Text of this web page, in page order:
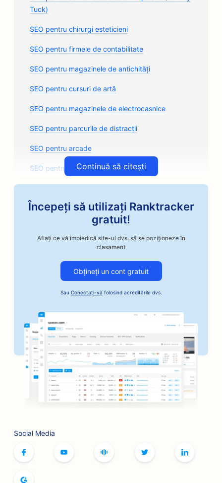
Tuck)
SEO pentru chirurgi esteticieni
SEO pentru firmele de contabilitate
SEO pentru magazinele de antichități
SEO pentru cursuri de artă
SEO pentru magazinele de electrocasnice
SEO pentru parcurile de distracții
SEO pentru arcade
SEO pentru firme de arhitectură
SEO pentru magazinele de piese auto
SEO pentru magazinele de reparații auto
SEO pentru magazinele de caroserii auto
SEO pentru afacerile cu automobile
SEO pentru brutării
SEO pentru frizerii
SEO pentru restaurantele BBQ
SEO pentru buticuri
Continuă să citești
Începeți să utilizați Ranktracker
gratuit!
Aflați ce vă împiedică site-ul dvs. să se poziționeze în
clasament
Obțineți un cont gratuit
Sau Conectați-vă folosind acreditările dvs.
Social Media